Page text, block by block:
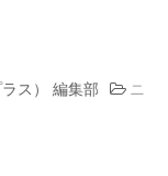
ス） 編集部
ニ